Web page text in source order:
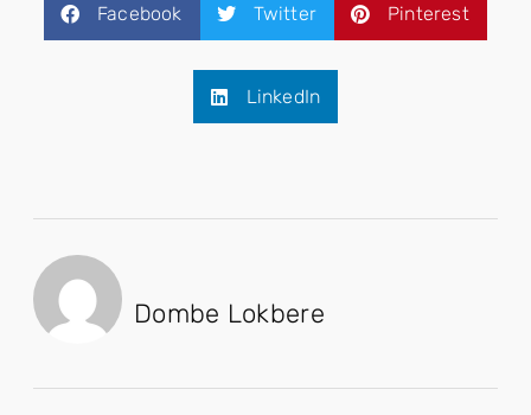
Facebook Twitter Pinterest
LinkedIn
Dombe Lokbere